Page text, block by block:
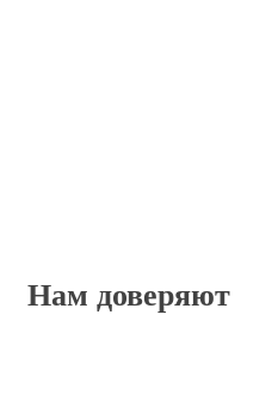
Нам доверяют